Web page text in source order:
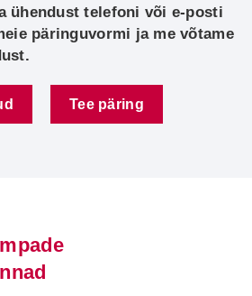
ühendust telefoni või e-posti
päringuvormi ja me võtame
Tee päring